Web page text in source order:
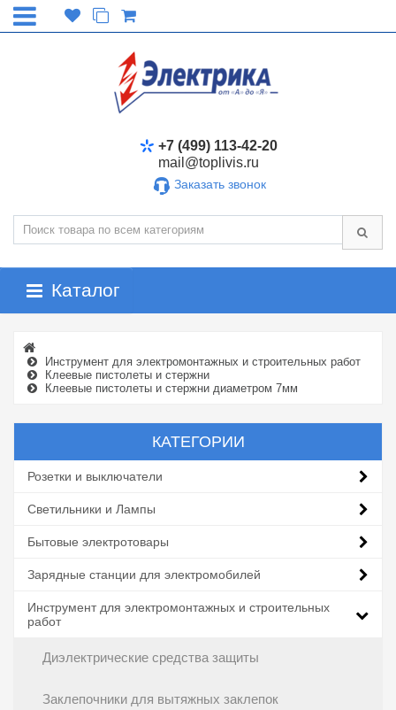
+7 (499) 113-42-20
mail@toplivis.ru
Заказать звонок
Каталог
Инструмент для электромонтажных и строительных работ
Клеевые пистолеты и стержни
Клеевые пистолеты и стержни диаметром 7мм
КАТЕГОРИИ
Розетки и выключатели
Светильники и Лампы
Бытовые электротовары
Зарядные станции для электромобилей
Инструмент для электромонтажных и строительных
работ
Диэлектрические средства защиты
Заклепочники для вытяжных заклепок